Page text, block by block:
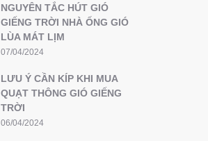
NGUYÊN TẮC HÚT GIÓ
GIẾNG TRỜI NHÀ ỐNG GIÓ
LÙA MÁT LỊM
07/04/2024
LƯU Ý CẦN KÍP KHI MUA
QUẠT THÔNG GIÓ GIẾNG
TRỜI
06/04/2024